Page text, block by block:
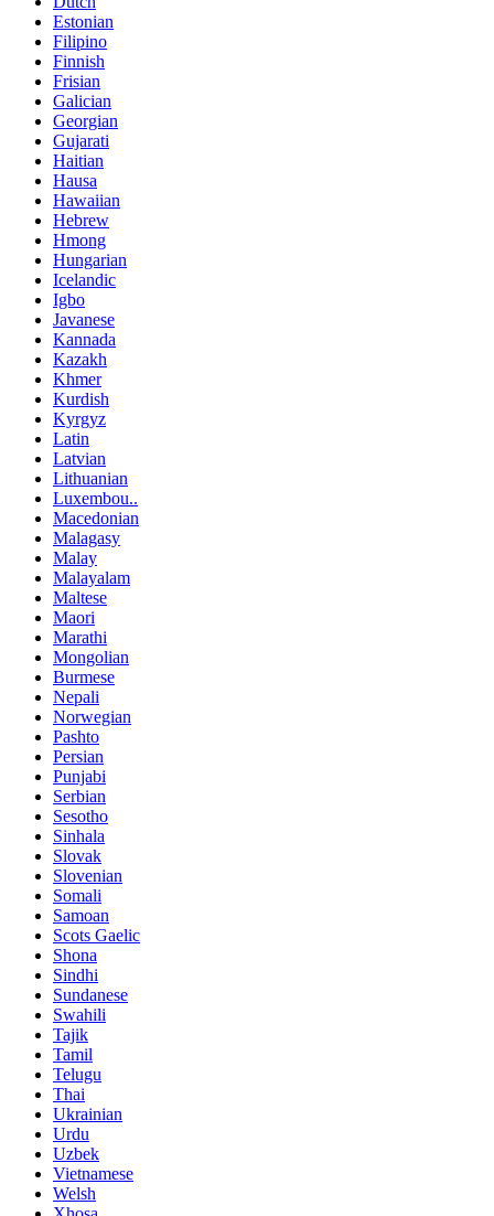
Estonian
Filipino
Finnish
Frisian
Galician
Georgian
Gujarati
Haitian
Hausa
Hawaiian
Hebrew
Hmong
Hungarian
Icelandic
Igbo
Javanese
Kannada
Kazakh
Khmer
Kurdish
Kyrgyz
Latin
Latvian
Lithuanian
Luxembou..
Macedonian
Malagasy
Malay
Malayalam
Maltese
Maori
Marathi
Mongolian
Burmese
Nepali
Norwegian
Pashto
Persian
Punjabi
Serbian
Sesotho
Sinhala
Slovak
Slovenian
Somali
Samoan
Scots Gaelic
Shona
Sindhi
Sundanese
Swahili
Tajik
Tamil
Telugu
Thai
Ukrainian
Urdu
Uzbek
Vietnamese
Welsh